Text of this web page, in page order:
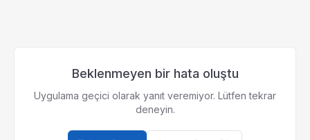
Beklenmeyen bir hata oluştu
Uygulama geçici olarak yanıt veremiyor. Lütfen tekrar
deneyin.